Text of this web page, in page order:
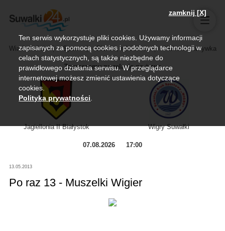
Wiadomości Sport Biznes, rolnictwo Kultura i rozrywka
Zapraszamy na relację na żywo
Jagiellonia II Białystok Wigry Suwałki
07.08.2026 17:00
13.05.2013
Po raz 13 - Muszelki Wigier
zamknij [X]
Ten serwis wykorzystuje pliki cookies. Używamy informacji
zapisanych za pomocą cookies i podobnych technologii w
celach statystycznych, są także niezbędne do
prawidłowego działania serwisu. W przeglądarce
internetowej możesz zmienić ustawienia dotyczące
cookies.
Polityka prywatności